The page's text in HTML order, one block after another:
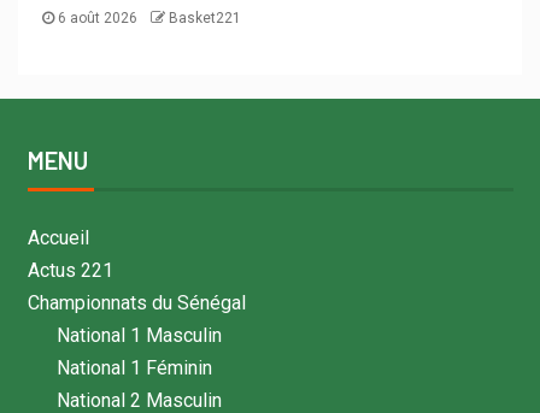
6 août 2026 Basket221
MENU
Accueil
Actus 221
Championnats du Sénégal
National 1 Masculin
National 1 Féminin
National 2 Masculin